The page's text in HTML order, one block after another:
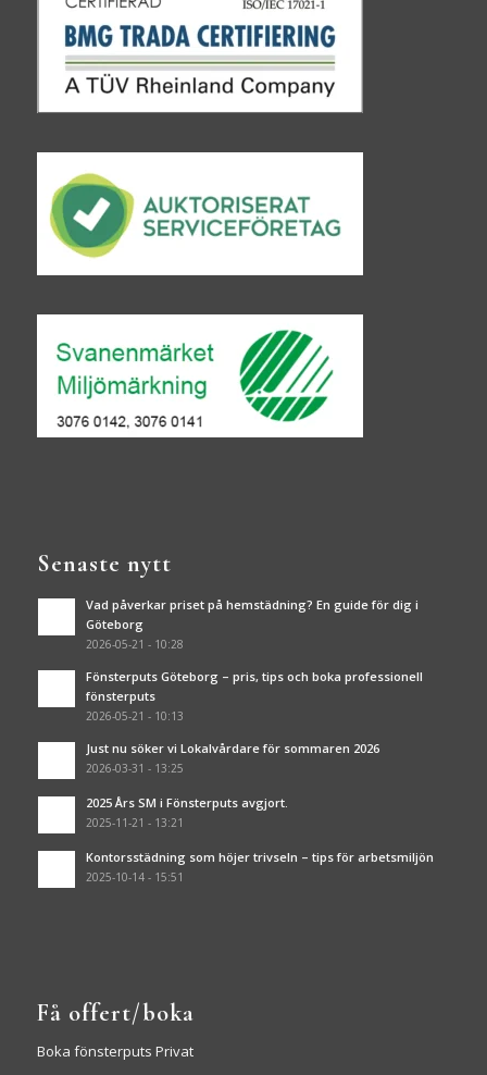
Senaste nytt
Vad påverkar priset på hemstädning? En guide för dig i
Göteborg
2026-05-21 - 10:28
Fönsterputs Göteborg – pris, tips och boka professionell
fönsterputs
2026-05-21 - 10:13
Just nu söker vi Lokalvårdare för sommaren 2026
2026-03-31 - 13:25
2025 Års SM i Fönsterputs avgjort.
2025-11-21 - 13:21
Kontorsstädning som höjer trivseln – tips för arbetsmiljön
2025-10-14 - 15:51
Få offert/boka
Boka fönsterputs Privat